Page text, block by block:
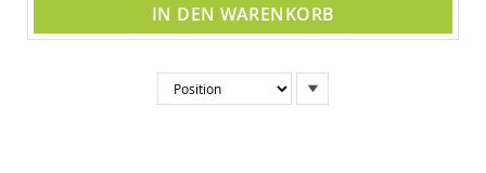
IN DEN WARENKORB
absteigender